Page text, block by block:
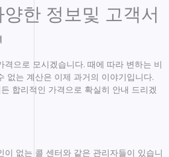
한 정보및 고객서
격으로 모시겠습니다. 때에 따라 변하는 비
없는 계산은 이제 과거의 이야기입니다.
합리적인 가격으로 확실히 안내 드리겠
이 없는 콜 센터와 같은 관리자들이 있습니